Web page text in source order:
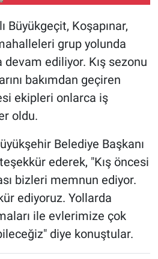
Büyükgeçit, Koşapınar,
grup yolunda
devam ediliyor. Kış sezonu
bakımdan geçiren
ekipleri onlarca iş
oldu.
Belediye Başkanı
ederek, "Kış öncesi
bizleri memnun ediyor.
ediyoruz. Yollarda
ile evlerimize çok
diye konuştular.